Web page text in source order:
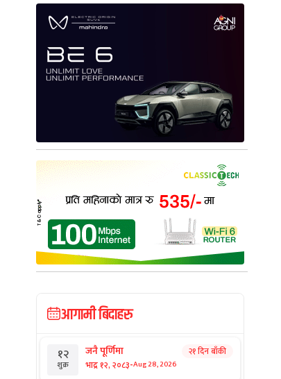
आगामी बिदाहरु
१२
शुक्र
जनै पूर्णिमा
भाद्र १२, २०८३-Aug 28, 2026
२१ दिन बाँकी